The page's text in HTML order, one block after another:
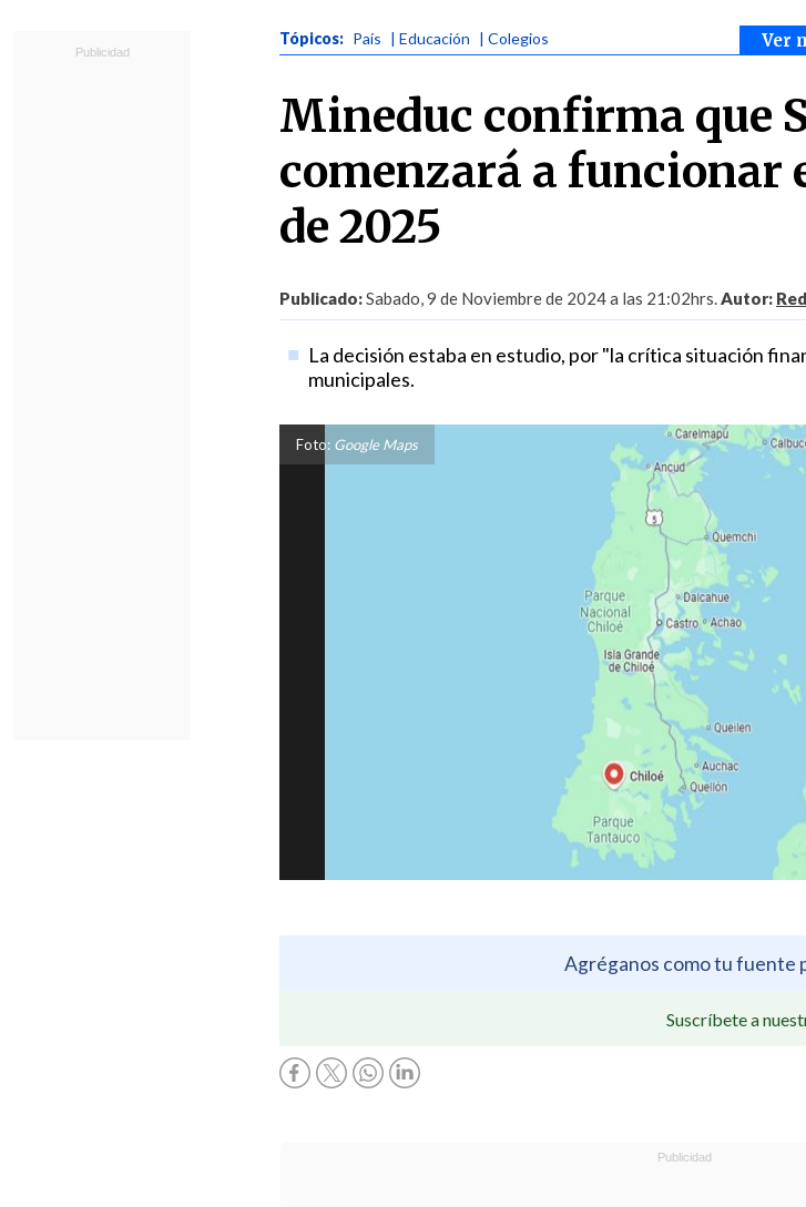
Ver
Tópicos: País | Educación | Colegios
Mineduc confirma que
comenzará a funcionar
de 2025
Publicado:Sabado, 9 de Noviembre de 2024 a las 21:02hrs.Autor:
La decisión estaba en estudio, por "la crítica situación
municipales.
Foto: Google Maps
Agréganos como tu fuente
Suscríbete a